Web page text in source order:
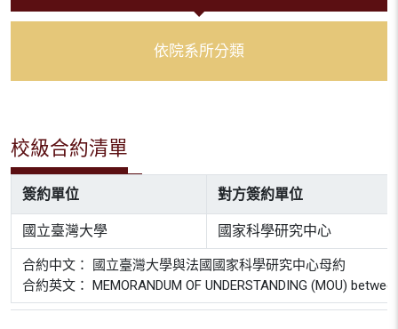
依院系所分類
校級合約清單
簽約單位 對方簽約單位
國立臺灣大學 國家科學研究中心
合約中文： 國立臺灣大學與法國國家科學研究中心母約
合約英文： MEMORANDUM OF UNDERSTANDING (MOU)